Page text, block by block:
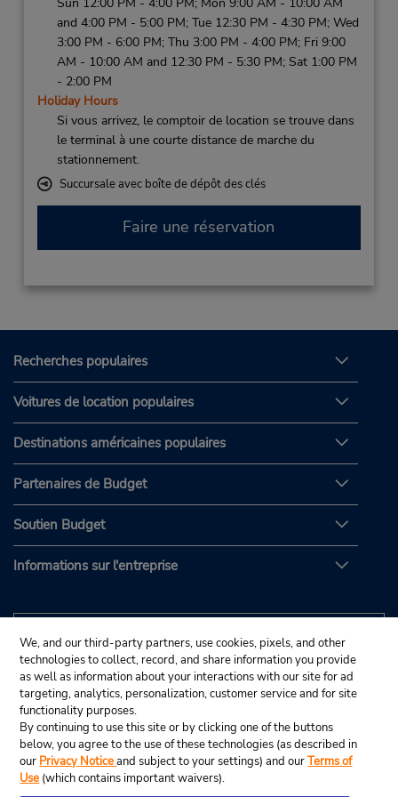
and 4:00 PM - 5:00 PM; Tue 12:30 PM - 4:30 PM; Wed
3:00 PM - 6:00 PM; Thu 3:00 PM - 4:00 PM; Fri 9:00
AM - 10:00 AM and 12:30 PM - 5:30 PM; Sat 1:00 PM
- 2:00 PM
Holiday Hours
Si vous arrivez, le comptoir de location se trouve dans
le terminal à une courte distance de marche du
stationnement.
Succursale avec boîte de dépôt des clés
Faire une réservation
Recherches populaires
Voitures de location populaires
Destinations américaines populaires
Partenaires de Budget
Soutien Budget
Informations sur l'entreprise
We, and our third-party partners, use cookies, pixels, and other
technologies to collect, record, and share information you provide
as well as information about your interactions with our site for ad
targeting, analytics, personalization, customer service and for site
functionality purposes.
By continuing to use this site or by clicking one of the buttons
below, you agree to the use of these technologies (as described in
our Privacy Noticeand subject to your settings) and ourTerms of
Use (which contains important waivers).